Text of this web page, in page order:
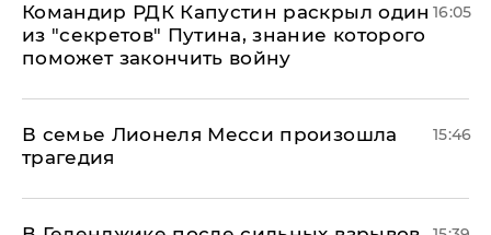
Командир РДК Капустин раскрыл один
из "секретов" Путина, знание которого
поможет закончить войну
16:05
В семье Лионеля Месси произошла
трагедия
15:46